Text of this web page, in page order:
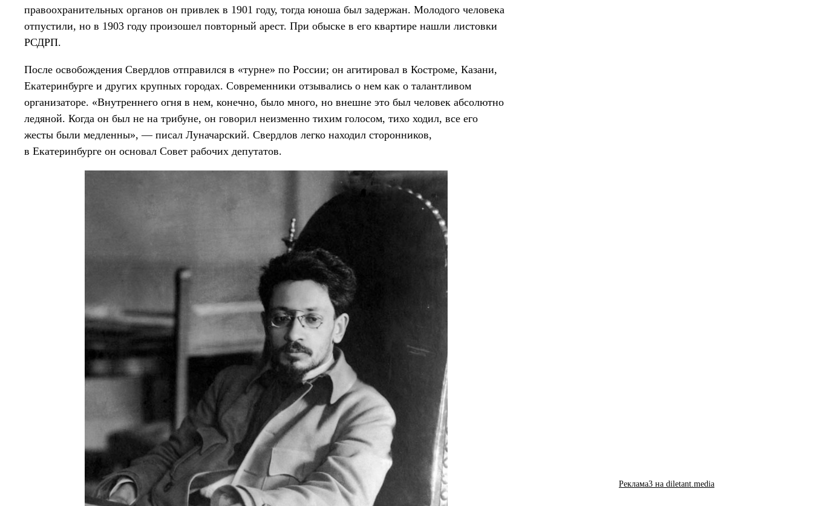
правоохранительных органов он привлек в 1901 году, тогда юноша был задержан. Молодого человека
отпустили, но в 1903 году произошел повторный арест. При обыске в его квартире нашли листовки
РСДРП.
После освобождения Свердлов отправился в «турне» по России; он агитировал в Костроме, Казани,
Екатеринбурге и других крупных городах. Современники отзывались о нем как о талантливом
организаторе. «Внутреннего огня в нем, конечно, было много, но внешне это был человек абсолютно
ледяной. Когда он был не на трибуне, он говорил неизменно тихим голосом, тихо ходил, все его
жесты были медленны», — писал Луначарский. Свердлов легко находил сторонников,
в Екатеринбурге он основал Совет рабочих депутатов.
Реклама3 на diletant.media